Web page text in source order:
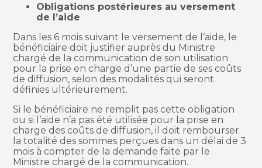
Obligations postérieures au versement
de l’aide
Dans les 6 mois suivant le versement de l’aide, le
bénéficiaire doit justifier auprès du Ministre
chargé de la communication de son utilisation
pour la prise en charge d’une partie de ses coûts
de diffusion, selon des modalités qui seront
définies ultérieurement.
Si le bénéficiaire ne remplit pas cette obligation
ou si l’aide n’a pas été utilisée pour la prise en
charge des coûts de diffusion, il doit rembourser
la totalité des sommes perçues dans un délai de 3
mois à compter de la demande faite par le
Ministre chargé de la communication.